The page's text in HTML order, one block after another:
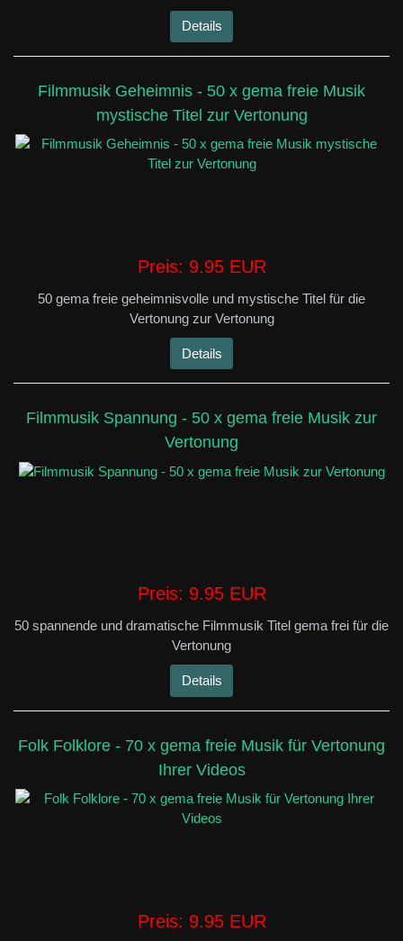
Details
Filmmusik Geheimnis - 50 x gema freie Musik
mystische Titel zur Vertonung
Preis: 9.95 EUR
50 gema freie geheimnisvolle und mystische Titel für die
Vertonung zur Vertonung
Details
Filmmusik Spannung - 50 x gema freie Musik zur
Vertonung
Preis: 9.95 EUR
50 spannende und dramatische Filmmusik Titel gema frei für die
Vertonung
Details
Folk Folklore - 70 x gema freie Musik für Vertonung
Ihrer Videos
Preis: 9.95 EUR